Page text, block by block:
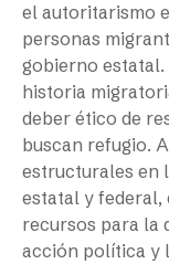
el autoritarismo
personas
gobierno estatal.
historia
deber ético de
buscan refugio.
estructurales en
estatal y federal,
recursos para la
acción política y